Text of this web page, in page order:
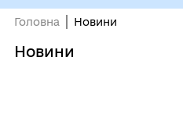
Головна Новини
Новини